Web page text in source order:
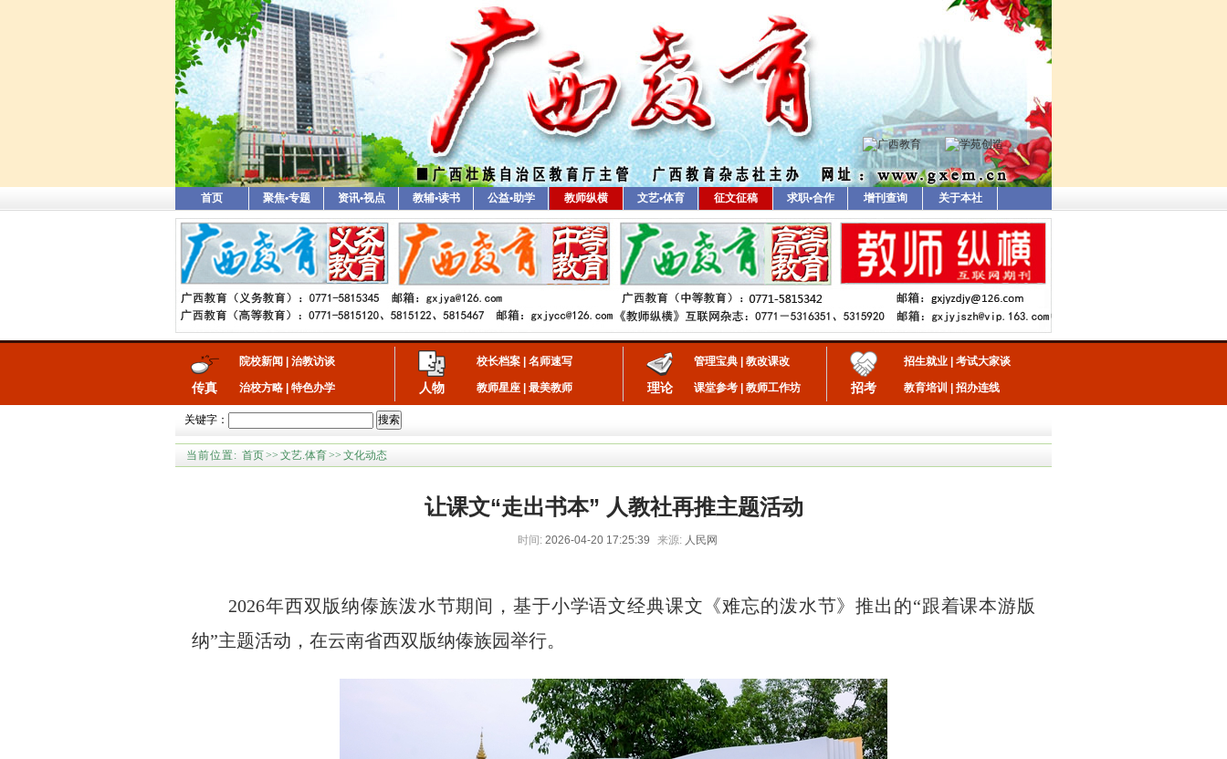
首页 聚焦•专题 资讯•视点 教辅•读书 公益•助学 教师纵横 文艺•体育 征文征稿 求职•合作 增刊查询 关于本社
传真
院校新闻 治教访谈
治校方略 特色办学 人物
校长档案 名师速写
教师星座 最美教师 理论
管理宝典 教改课改
课堂参考 教师工作坊 招考
招生就业 考试大家谈
教育培训 招办连线
关键字： 搜索
当前位置: 首页>> 文艺.体育>> 文化动态
让课文“走出书本” 人教社再推主题活动
时间: 2026-04-20 17:25:39 来源: 人民网
2026年西双版纳傣族泼水节期间，基于小学语文经典课文《难忘的泼水节》推出的“跟着课本游版
纳”主题活动，在云南省西双版纳傣族园举行。